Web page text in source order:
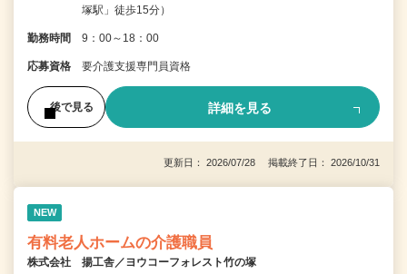
塚駅」徒歩15分）
勤務時間 9：00～18：00
応募資格 要介護支援専門員資格
後で見る 詳細を見る
更新日： 2026/07/28 掲載終了日： 2026/10/31
NEW
有料老人ホームの介護職員
株式会社 揚工舎／ヨウコーフォレスト竹の塚